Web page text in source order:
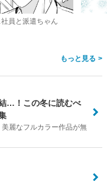
員と派遣ちゃん
>
…！この冬に読むべ
美麗なフルカラー作品が無